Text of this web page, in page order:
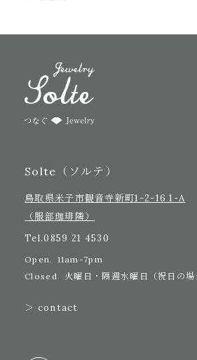
Solte（ソルテ）
鳥取県米子市観音寺新町1-2-16 1-A
（服部珈琲隣）
Tel.0859 21 4530
Open. 11am-7pm
Closed. 火曜日・隔週水曜日（祝日の場
＞ contact